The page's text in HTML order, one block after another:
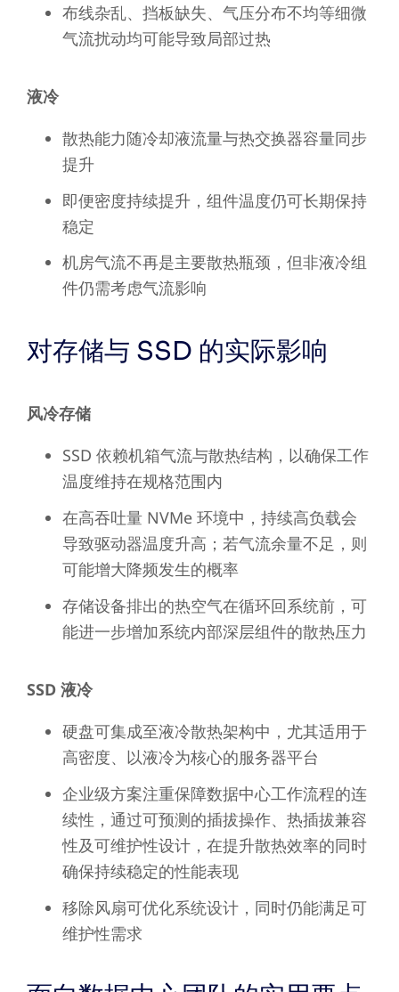
布线杂乱、挡板缺失、气压分布不均等细微
气流扰动均可能导致局部过热
液冷
散热能力随冷却液流量与热交换器容量同步
提升
即便密度持续提升，组件温度仍可长期保持
稳定
机房气流不再是主要散热瓶颈，但非液冷组
件仍需考虑气流影响
对存储与 SSD 的实际影响
风冷存储
SSD 依赖机箱气流与散热结构，以确保工作
温度维持在规格范围内
在高吞吐量 NVMe 环境中，持续高负载会
导致驱动器温度升高；若气流余量不足，则
可能增大降频发生的概率
存储设备排出的热空气在循环回系统前，可
能进一步增加系统内部深层组件的散热压力
SSD 液冷
硬盘可集成至液冷散热架构中，尤其适用于
高密度、以液冷为核心的服务器平台
企业级方案注重保障数据中心工作流程的连
续性，通过可预测的插拔操作、热插拔兼容
性及可维护性设计，在提升散热效率的同时
确保持续稳定的性能表现
移除风扇可优化系统设计，同时仍能满足可
维护性需求